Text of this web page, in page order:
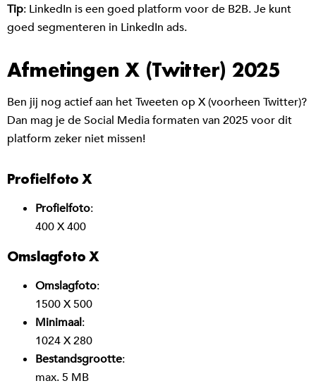
Tip: LinkedIn is een goed platform voor de B2B. Je kunt
goed segmenteren in LinkedIn ads.
Afmetingen X (Twitter) 2025
Ben jij nog actief aan het Tweeten op X (voorheen Twitter)?
Dan mag je de Social Media formaten van 2025 voor dit
platform zeker niet missen!
Profielfoto X
Profielfoto:
400 X 400
Omslagfoto X
Omslagfoto:
1500 X 500
Minimaal:
1024 X 280
Bestandsgrootte:
max. 5 MB